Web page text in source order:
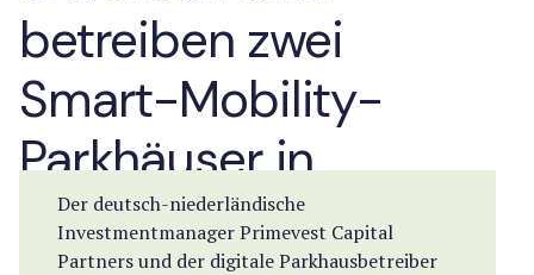
betreiben zwei
Smart-Mobility-
Parkhäuser in
Rotterdam
Der deutsch-niederländische
Investmentmanager Primevest Capital
Partners und der digitale Parkhausbetreiber